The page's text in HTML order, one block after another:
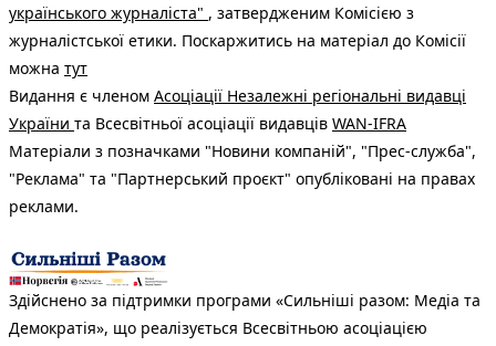
українського журналіста" , затвердженим Комісією з
журналістської етики. Поскаржитись на матеріал до Комісії
можна тут
Видання є членом Асоціації Незалежні регіональні видавці
України та Всесвітньої асоціації видавців WAN-IFRA
Матеріали з позначками "Новини компаній", "Прес-служба",
"Реклама" та "Партнерський проєкт" опубліковані на правах
реклами.
Здійснено за підтримки програми «Сильніші разом: Медіа та
Демократія», що реалізується Всесвітньою асоціацією